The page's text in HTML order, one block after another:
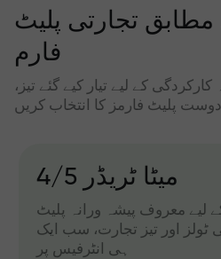
تجارتی پلیٹ
فارم
کے لیے تیار کیے گئے تیز،
پلیٹ فارمز کا انتخاب کریں
میٹا ٹریڈر 4/5
لیے معروف پیشہ ورانہ پلیٹ
ٹولز اور تیز تجارت، سب ایک
ہی انٹرفیس پر